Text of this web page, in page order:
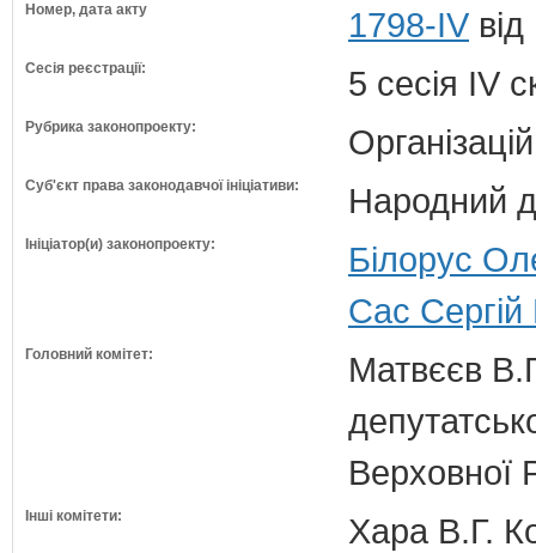
Номер, дата акту 1798-IV
Сесія реєстрації: 5 сесія IV
Рубрика законопроекту:
Суб'єкт права законодавчої ініціативи: Народний
Ініціатор(и) законопроекту:
Білорус
Сас
Головний комітет:
Матвєєв
Верховної
Інші комітети:
Хара В.Г.